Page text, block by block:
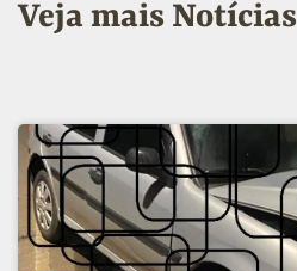
Veja mais Notícias